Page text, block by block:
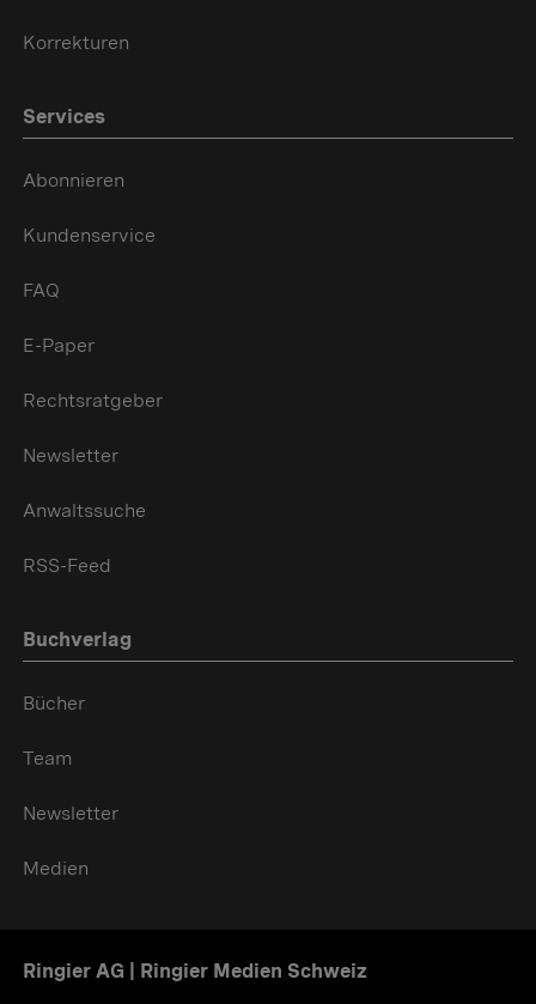
Korrekturen
Services
Abonnieren
Kundenservice
FAQ
E-Paper
Rechtsratgeber
Newsletter
Anwaltssuche
RSS-Feed
Buchverlag
Bücher
Team
Newsletter
Medien
Ringier AG | Ringier Medien Schweiz